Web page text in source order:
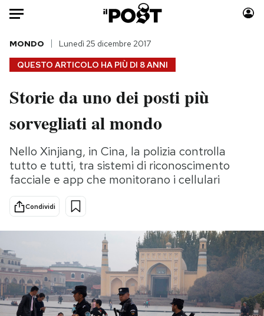
Auto
HOME
Italia
Politica
Tecnologia
Internet
Scienza
Cultura
Economia
Moda
Consumismi
Storie/Idee
Ok Boomer!
Media
Mondiali calcio 2026
PODCAST
QUESTO ARTICOLO HA PIÙ DI 8 ANNI
MONDO Lunedì 25 dicembre 2017
Storie da uno dei posti più
sorvegliati al mondo
Nello Xinjiang, in Cina, la polizia controlla
tutto e tutti, tra sistemi di riconoscimento
facciale e app che monitorano i cellulari
Condividi